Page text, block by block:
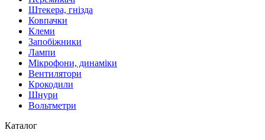
Штекера, гнізда
Ковпачки
Клеми
Запобіжники
Лампи
Мікрофони, динаміки
Вентилятори
Крокодили
Шнури
Вольтметри
Каталог